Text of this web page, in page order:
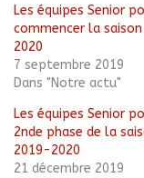
fenêtre)
Les équipes Senior
commencer la
2020
7 septembre 2019
Dans "Notre actu"
Les équipes Senior
2nde phase de la
2019-2020
21 décembre 2019